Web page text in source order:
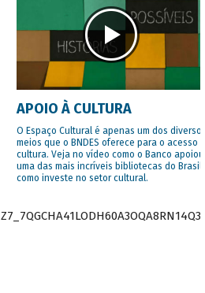
APOIO À CULTURA
O Espaço Cultural é apenas um dos diversos
meios que o BNDES oferece para o acesso à
cultura. Veja no vídeo como o Banco apoiou
uma das mais incríveis bibliotecas do Brasil e
como investe no setor cultural.
Z7_7QGCHA41LODH60A3OQA8RN14Q3